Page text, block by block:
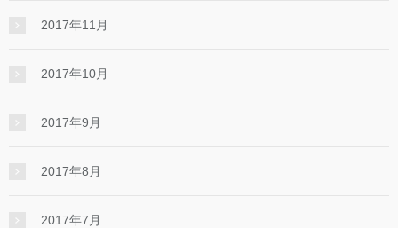
2017年11月
2017年10月
2017年9月
2017年8月
2017年7月